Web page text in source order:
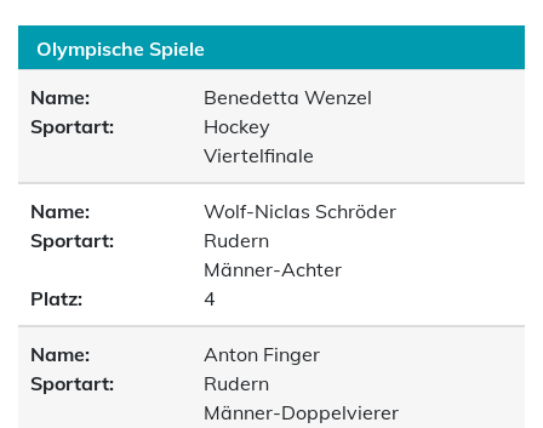
Olympische Spiele
Name:
Benedetta Wenzel
Sportart:
Hockey
Viertelfinale
Name:
Wolf-Niclas Schröder
Sportart:
Rudern
Männer-Achter
Platz:
4
Name:
Anton Finger
Sportart:
Rudern
Männer-Doppelvierer